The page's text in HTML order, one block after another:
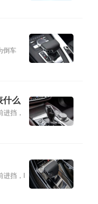
倒车
什么
进挡，
挡，l